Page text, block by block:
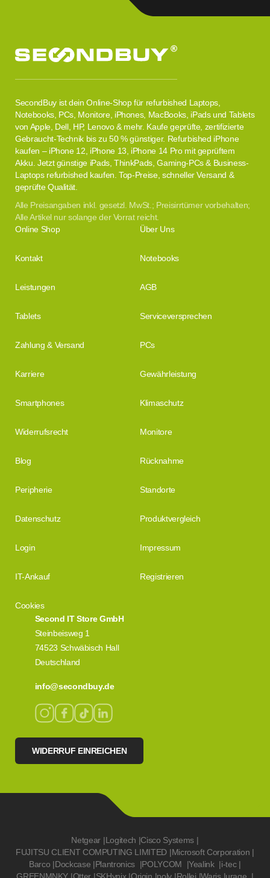
SecondBuy ist dein Online-Shop für refurbished Laptops,
Notebooks, PCs, Monitore, iPhones, MacBooks, iPads und Tablets
von Apple, Dell, HP, Lenovo & mehr. Kaufe geprüfte, zertifizierte
Gebraucht-Technik bis zu 50 % günstiger. Refurbished iPhone
kaufen – iPhone 12, iPhone 13, iPhone 14 Pro mit geprüftem
Akku. Jetzt günstige iPads, ThinkPads, Gaming-PCs & Business-
Laptops refurbished kaufen. Top-Preise, schneller Versand &
geprüfte Qualität.
Alle Preisangaben inkl. gesetzl. MwSt.; Preisirrtümer vorbehalten;
Alle Artikel nur solange der Vorrat reicht.
Second IT Store GmbH
Steinbeisweg 1
74523 Schwäbisch Hall
Deutschland
info@secondbuy.de
WIDERRUF EINREICHEN
Online Shop Über Uns
Kontakt Notebooks
Leistungen AGB
Tablets Serviceversprechen
Zahlung & Versand PCs
Karriere Gewährleistung
Smartphones Klimaschutz
Widerrufsrecht Monitore
Blog Rücknahme
Peripherie Standorte
Datenschutz Produktvergleich
Login Impressum
IT-Ankauf Registrieren
Cookies
Netgear |Logitech |Cisco Systems |
FUJITSU CLIENT COMPUTING LIMITED |Microsoft Corporation |
Barco |Dockcase |Plantronics |POLYCOM |Yealink |i-tec |